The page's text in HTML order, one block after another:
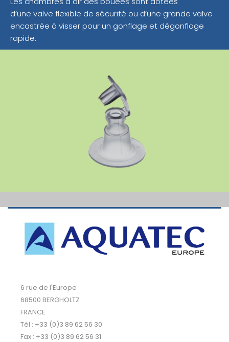
d’une valve flexible de sécurité ou d’une grande valve
encastrée à visser pour un gonflage et dégonflage
rapide.
6 rue de l'Europe
68500 BERGHOLTZ
FRANCE
Tél : +33 (0)3 89 62 56 30
Fax : +33 (0)3 89 62 56 31